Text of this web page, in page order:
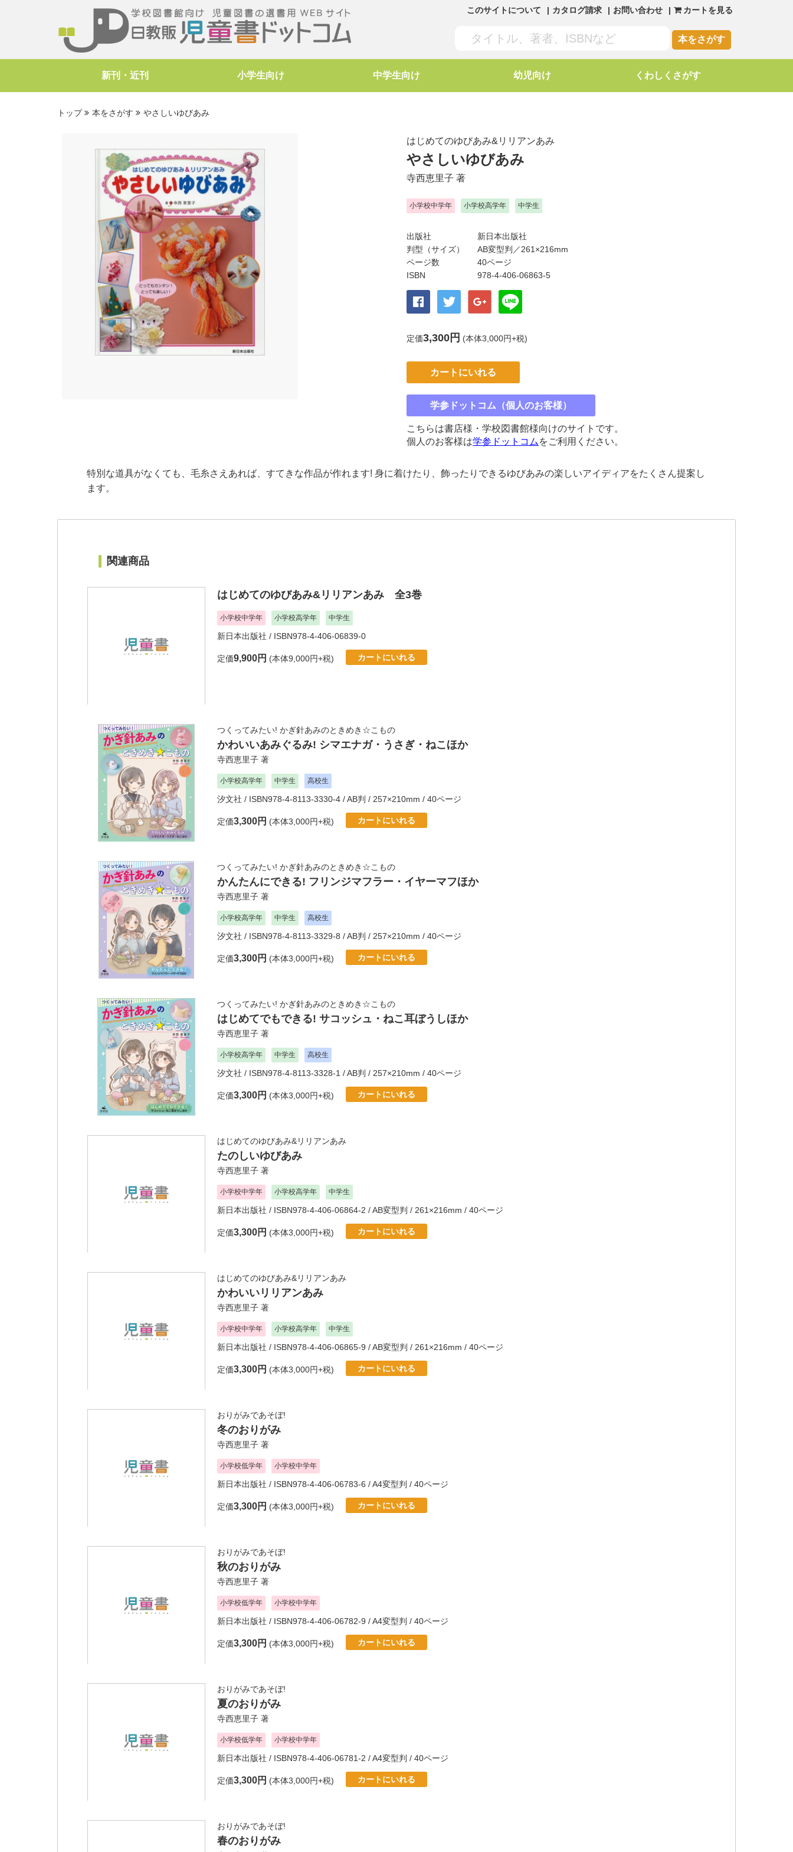
このサイトについて カタログ請求 お問い合わせ カートを見る
本をさがす
新刊・近刊 小学生向け 中学生向け 幼児向け くわしくさがす
トップ 本をさがす やさしいゆびあみ
はじめてのゆびあみ&リリアンあみ
やさしいゆびあみ
寺西恵里子 著
小学校中学年 小学校高学年 中学生
出版社
新日本出版社
判型（サイズ）
AB変型判／261×216mm
ページ数
40ページ
ISBN
978-4-406-06863-5
定価3,300円 (本体3,000円+税)
カートにいれる
学参ドットコム（個人のお客様）
こちらは書店様・学校図書館様向けのサイトです。
個人のお客様は学参ドットコム をご利用ください。
特別な道具がなくても、毛糸さえあれば、すてきな作品が作れます! 身に着けたり、飾ったりできるゆびあみの楽しいアイディアをたくさん提案し
ます。
関連商品
はじめてのゆびあみ&リリアンあみ 全3巻
小学校中学年 小学校高学年 中学生
新日本出版社 / ISBN978-4-406-06839-0
定価9,900円 (本体9,000円+税) カートにいれる
つくってみたい! かぎ針あみのときめき☆こもの
かわいいあみぐるみ! シマエナガ・うさぎ・ねこほか
寺西恵里子 著
小学校高学年 中学生 高校生
汐文社 / ISBN978-4-8113-3330-4 / AB判 / 257×210mm / 40ページ
定価3,300円 (本体3,000円+税) カートにいれる
つくってみたい! かぎ針あみのときめき☆こもの
かんたんにできる! フリンジマフラー・イヤーマフほか
寺西恵里子 著
小学校高学年 中学生 高校生
汐文社 / ISBN978-4-8113-3329-8 / AB判 / 257×210mm / 40ページ
定価3,300円 (本体3,000円+税) カートにいれる
つくってみたい! かぎ針あみのときめき☆こもの
はじめてでもできる! サコッシュ・ねこ耳ぼうしほか
寺西恵里子 著
小学校高学年 中学生 高校生
汐文社 / ISBN978-4-8113-3328-1 / AB判 / 257×210mm / 40ページ
定価3,300円 (本体3,000円+税) カートにいれる
はじめてのゆびあみ&リリアンあみ
たのしいゆびあみ
寺西恵里子 著
小学校中学年 小学校高学年 中学生
新日本出版社 / ISBN978-4-406-06864-2 / AB変型判 / 261×216mm / 40ページ
定価3,300円 (本体3,000円+税) カートにいれる
はじめてのゆびあみ&リリアンあみ
かわいいリリアンあみ
寺西恵里子 著
小学校中学年 小学校高学年 中学生
新日本出版社 / ISBN978-4-406-06865-9 / AB変型判 / 261×216mm / 40ページ
定価3,300円 (本体3,000円+税) カートにいれる
おりがみであそぼ!
冬のおりがみ
寺西恵里子 著
小学校低学年 小学校中学年
新日本出版社 / ISBN978-4-406-06783-6 / A4変型判 / 40ページ
定価3,300円 (本体3,000円+税) カートにいれる
おりがみであそぼ!
秋のおりがみ
寺西恵里子 著
小学校低学年 小学校中学年
新日本出版社 / ISBN978-4-406-06782-9 / A4変型判 / 40ページ
定価3,300円 (本体3,000円+税) カートにいれる
おりがみであそぼ!
夏のおりがみ
寺西恵里子 著
小学校低学年 小学校中学年
新日本出版社 / ISBN978-4-406-06781-2 / A4変型判 / 40ページ
定価3,300円 (本体3,000円+税) カートにいれる
おりがみであそぼ!
春のおりがみ